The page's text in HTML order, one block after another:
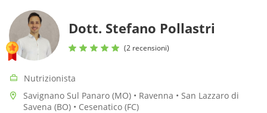
Dott. Stefano Pollastri
(2 recensioni)
Nutrizionista
Savignano Sul Panaro (MO) • Ravenna • San Lazzaro di
Savena (BO) • Cesenatico (FC)